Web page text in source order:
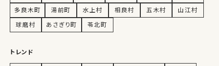
多良木町
湯前町 水上村 相良村 五木村
山江村
球磨村
あさぎり町 苓北町
トレンド